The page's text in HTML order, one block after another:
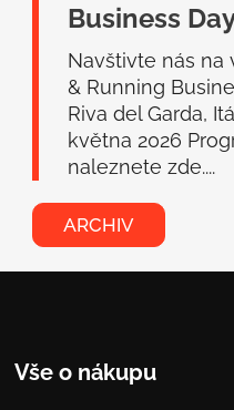
Business
Navštivte nás
& Running
Riva del Garda,
května 2026
naleznete zde....
ARCHIV
Vše o nákupu